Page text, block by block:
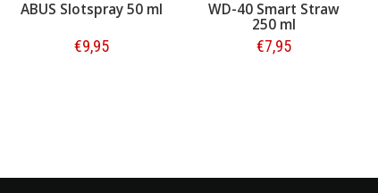
ABUS Slotspray 50 ml
€9,95
WD-40 Smart Straw
250 ml
€7,95